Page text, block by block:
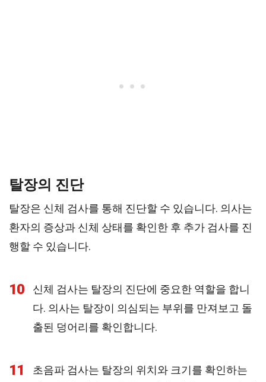
탈장의 진단
탈장은 신체 검사를 통해 진단할 수 있습니다. 의사는
환자의 증상과 신체 상태를 확인한 후 추가 검사를 진
행할 수 있습니다.
10
신체 검사는 탈장의 진단에 중요한 역할을 합니
다. 의사는 탈장이 의심되는 부위를 만져보고 돌
출된 덩어리를 확인합니다.
11
초음파 검사는 탈장의 위치와 크기를 확인하는